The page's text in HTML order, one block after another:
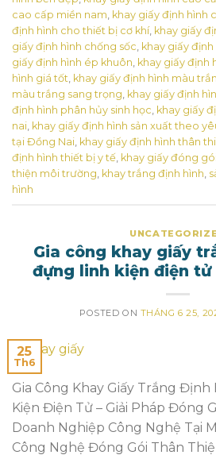
cao cấp miền nam, khay giấy định hình
định hình cho thiết bị cơ khí, khay giấy
giấy định hình chống sốc, khay giấy
giấy định hình ép khuôn, khay giấy định
hình giá tốt, khay giấy định hình màu
màu trắng sang trọng, khay giấy định
định hình phân hủy sinh học, khay giấy
nai, khay giấy định hình sản xuất theo
tại Đồng Nai, khay giấy định hình thân
định hình thiết bị y tế, khay giấy đóng
thiện môi trường, khay trắng định hình,
hình
Gia công khay giấy
đựng linh kiện điện tử
POSTED ON THÁNG 6 25,
25
Th6
Gia Công Khay Giấy Trắng
Kiện Điện Tử – Giải Pháp Đóng
Doanh Nghiệp Công Nghệ Tại
Công Nghệ Đóng Gói Thân